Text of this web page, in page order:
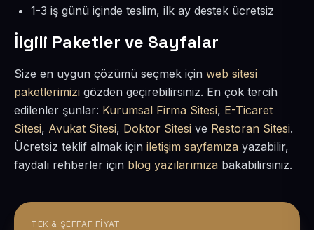
1-3 iş günü içinde teslim, ilk ay destek ücretsiz
İlgili Paketler ve Sayfalar
Size en uygun çözümü seçmek için web sitesi
paketlerimizi gözden geçirebilirsiniz. En çok tercih
edilenler şunlar: Kurumsal Firma Sitesi, E-Ticaret
Sitesi, Avukat Sitesi, Doktor Sitesi ve Restoran Sitesi.
Ücretsiz teklif almak için iletişim sayfamıza yazabilir,
faydalı rehberler için blog yazılarımıza bakabilirsiniz.
TEK & ŞEFFAF FIYAT